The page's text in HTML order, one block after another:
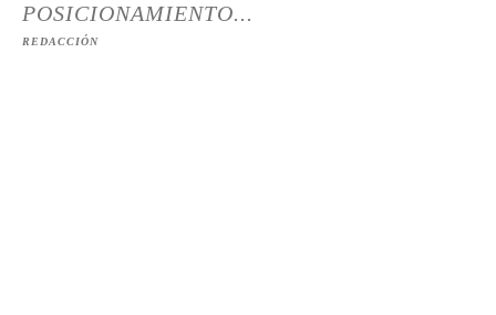
POSICIONAMIENTO...
REDACCIÓN